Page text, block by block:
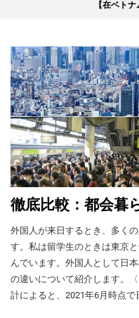
さん載
り、ウ
のも含まれて
やコン
タッフ
り紙が
載って
て、ス
しょう。 6．電話をせずに面接を受け
アルバ
張して
もらえ
多いこ
方を紹介します。
や在留
車や徒歩で
イト募
察します。 ②よい店だと思っ
されています。
関するマンガ WA.SA.Bi.
の
などに役
で無料相談 WA.SA.Bi.には元
や現役
んいま
たこと
に寄り添っ
・ビザ ・日本生活 ・アルバイト ・日本語学
習 など、なんでも相談できます。 中でも一番
多いの
とがな
学生、
ドバイ
の相談
し込め
との授
金・授業
留学生
自由応募 学校を通さず、奨学金支給団
接応募します。 情報
①②③と
理シス
て募集
で、頻
だし、
案内を
募する方が得
学金 この章では、JASSOの「日本留学奨学金
パンフ
の民間
能な12
します
研究留学生
留学生 実務経験者向けの３つのMEXT奨学金
ヤング
のプロ
指導者
人など
短期間
グラム
とも目的とし
ズ・プログラ
ビジネ
対象年齢 原則として40歳未満 応募条
学卒業
し 支給期間 1年 [iconpress id="local_1803"
語） [iconpress id="local_1803" title="external
link"
2023
【在ベト
徹底比較：都会暮
外国人が来日するとき、多く
す。私は留学生のときは東京
んでいます。外国人として日
の違いについて紹介します。〈Miikochan〉 日本に
計によると、2021年6月時点